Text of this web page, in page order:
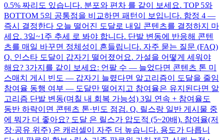
0.5% 짜리도 있습니다. 분포와 편차 를 같이 보세요. TOP 5와
BOTTOM 5의 공통점을 비교하면 패턴이 보입니다. 함정 4 —
즉시 결정한다 오늘 떨어진 도달로 내일 콘텐츠를 결정하지 마
세요. 3일~1주 추세 로 봐야 합니다. 단발 변동에 반응해 콘텐
츠를 매일 바꾸면 정체성이 흔들립니다. 자주 묻는 질문 (FAQ)
Q. 인스타 도달이 갑자기 떨어졌어요. 가설을 어떻게 세워야
해요? 3가지를 같이 보세요: 언팔 수 — 늘었다면 콘텐츠 톤 미
스매치 게시 빈도 — 갑자기 늘렸다면 알고리즘이 도달을 줄임
참여율 동행 여부 — 도달만 떨어지고 참여율은 유지된다면 알
고리즘 단발 변동(며칠 내 회복 가능성) 3일 연속 + 참여율도
동반 하락이면 콘텐츠 톤·빈도 점검. Q. 릴스랑 일반 게시물 중
에 뭐가 더 좋아요? 도달 은 릴스가 압도적 (5~20배). 참여율(저
장·공유 위주) 은 캐러셀이 자주 더 높습니다. 용도가 다릅니